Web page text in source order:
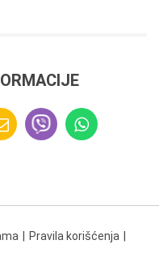
Pravila korišćenja